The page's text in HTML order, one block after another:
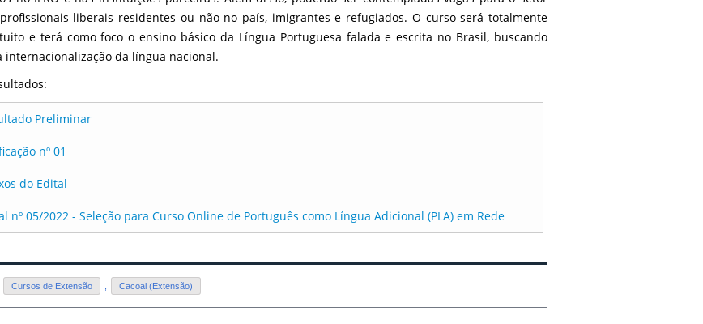
liberais residentes ou não no país, imigrantes e refugiados. O curso será totalmente
e terá como foco o ensino básico da Língua Portuguesa falada e escrita no Brasil, buscando
internacionalização da língua nacional.
Preliminar
nº 01
do Edital
nº 05/2022 - Seleção para Curso Online de Português como Língua Adicional (PLA) em Rede
Cursos de Extensão Cacoal (Extensão)